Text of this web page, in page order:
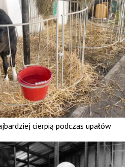
cierpią podczas upałów